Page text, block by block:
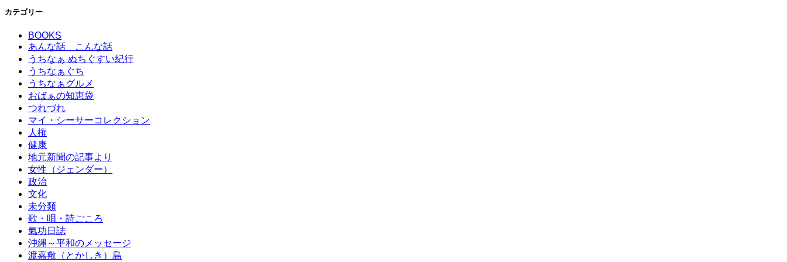
カテゴリー
BOOKS
あんな話 こんな話
うちなぁ ぬちぐすい紀行
うちなぁぐち
うちなぁグルメ
おばぁの知恵袋
つれづれ
マイ・シーサーコレクション
人権
健康
地元新聞の記事より
女性（ジェンダー）
政治
文化
未分類
歌・唄・詩ごころ
氣功日誌
沖縄～平和のメッセージ
渡嘉敷（とかしき）島